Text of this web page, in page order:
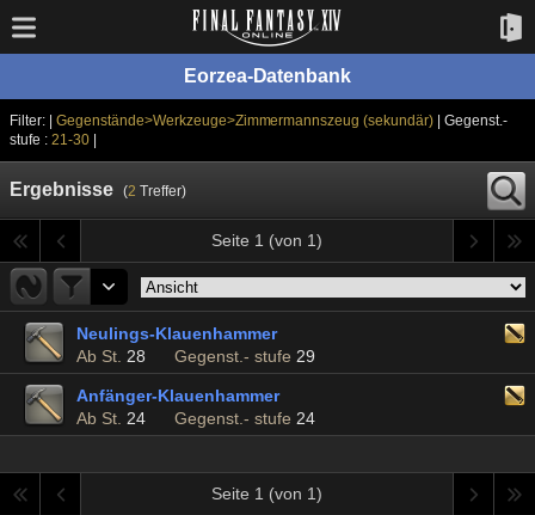
Eorzea-Datenbank
Filter: | Gegenstände>Werkzeuge>Zimmermannszeug (sekundär) | Gegenst.-
stufe : 21-30|
Ergebnisse (2 Treffer)
Seite 1 (von 1)
Neulings-Klauenhammer
Ab St. 28 Gegenst.- stufe 29
Anfänger-Klauenhammer
Ab St. 24 Gegenst.- stufe 24
Seite 1 (von 1)